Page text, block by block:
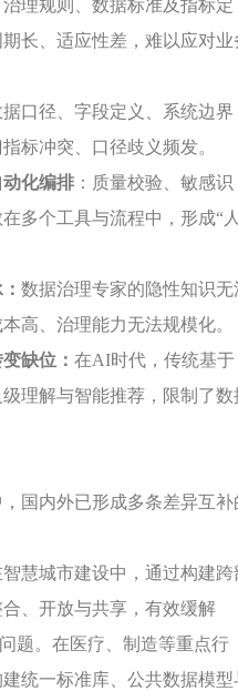
治理规则、数据标准及指标定
长、适应性差，难以应对业
据口径、字段定义、系统边界
标冲突、口径歧义频发。
化编排 ：质量校验、敏感识
多个工具与流程中，形成“
： 数据治理专家的隐性知识无
高、治理能力无法规模化。
缺位 ： 在AI时代，传统基于
理解与智能推荐，限制了数
国内外已形成多条差异互补
慧城市建设中，通过构建跨
、开放与共享，有效缓解
题。在医疗、制造等重点行
统一标准库、公共数据模型